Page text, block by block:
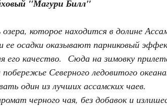
"Магури Билл"
озера, которое находится в долине
ее осадки оказывают парниковый
качество. Сюда на зимовку
Северного ледовитого
один из лучших ассамских чаев.
черного чая, без добавок и